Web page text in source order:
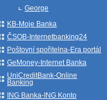
George
KB-Moje Banka
ČSOB-Internetbanking24
Poštovní spořitelna-Era portál
GeMoney-Internet Banka
UniCreditBank-Online
Banking
ING Banka-ING Konto